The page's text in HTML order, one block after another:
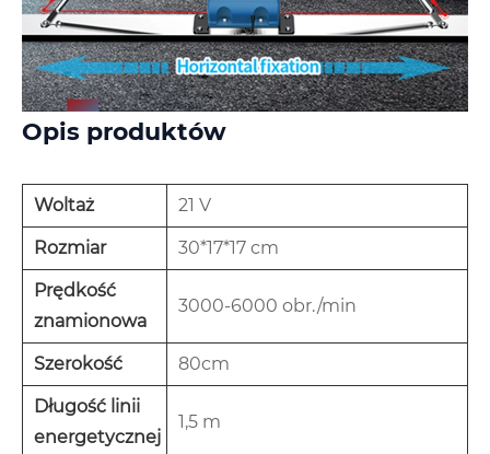
Opis produktów
Woltaż 21 V
Rozmiar 30*17*17 cm
Prędkość
znamionowa
3000-6000 obr./min
Szerokość 80cm
Długość linii
energetycznej
1,5 m